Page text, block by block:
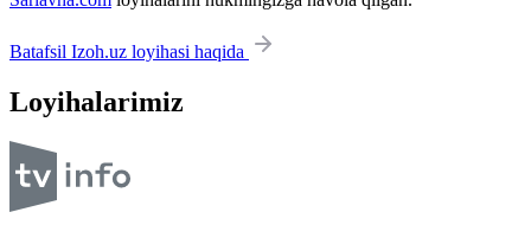
Batafsil Izoh.uz loyihasi haqida
Loyihalarimiz